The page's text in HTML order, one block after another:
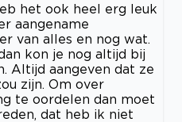
het ook heel erg leuk
aangename
van alles en nog wat.
kon je nog altijd bij
Altijd aangeven dat ze
zijn. Om over
te oordelen dan moet
dat heb ik niet